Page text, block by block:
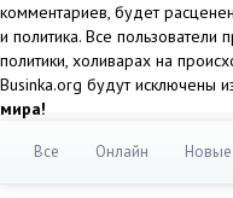
комментариев, будет
и политика. Все
политики, холиварах на
Businka.org будут исключены
мира!
Все Онлайн Новые